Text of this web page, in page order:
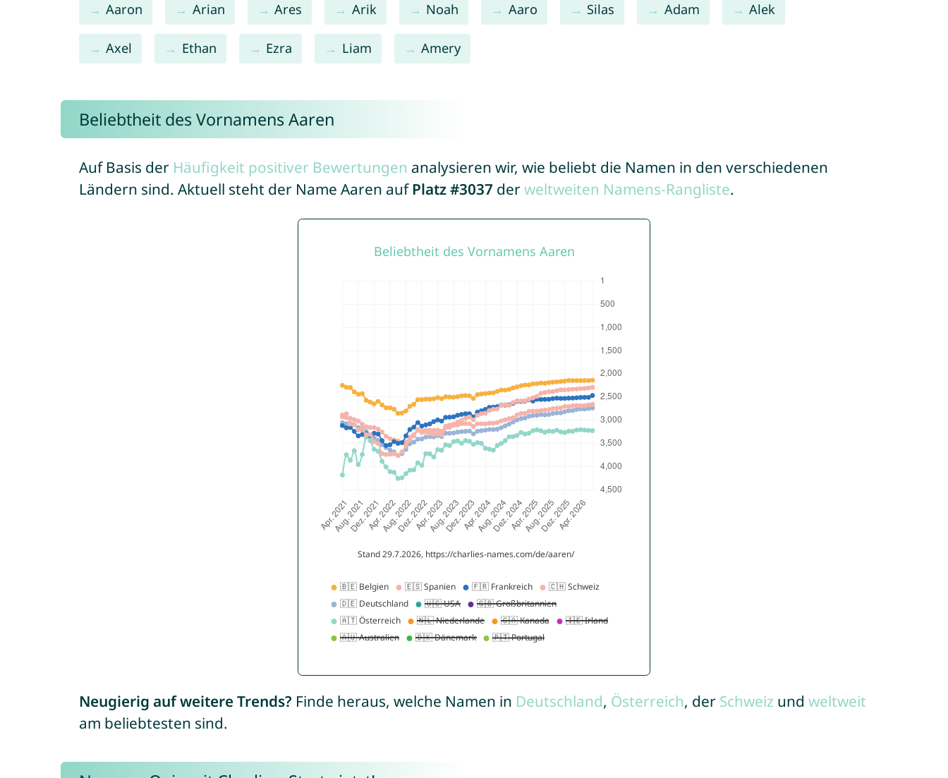
Aaron Arian Ares Arik Noah Aaro Silas Adam Alek
Axel Ethan Ezra Liam Amery
Beliebtheit des Vornamens Aaren
Auf Basis der Häufigkeit positiver Bewertungen analysieren wir, wie beliebt die Namen in den verschiedenen
Ländern sind. Aktuell steht der Name Aaren auf Platz #3037 derweltweiten Namens-Rangliste.
Neugierig auf weitere Trends? Finde heraus, welche Namen in Deutschland, Österreich, der Schweiz und weltweit
am beliebtesten sind.